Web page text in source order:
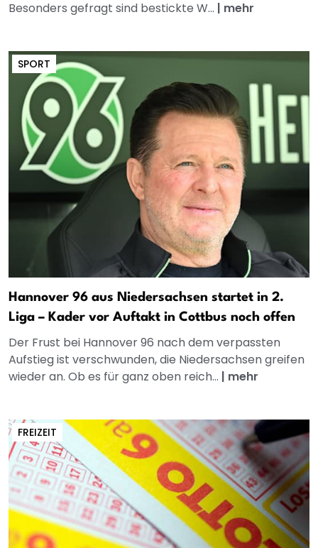
Besonders gefragt sind bestickte W... | mehr
SPORT
Hannover 96 aus Niedersachsen startet in 2.
Liga – Kader vor Auftakt in Cottbus noch offen
Der Frust bei Hannover 96 nach dem verpassten
Aufstieg ist verschwunden, die Niedersachsen greifen
wieder an. Ob es für ganz oben reich... | mehr
FREIZEIT